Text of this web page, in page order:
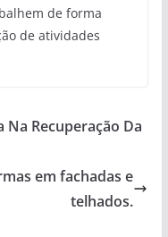
de forma
de atividades
Recuperação Da
em fachadas e
telhados.